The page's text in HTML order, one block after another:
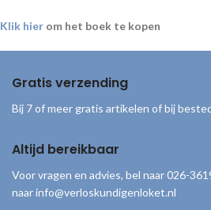
Klik hier om het boek te kopen
Gratis verzending
Bij 7 of meer gratis artikelen of bij
Altijd bereikbaar
Voor vragen en advies, bel naar 026-
naar info@verloskundigenloket.nl